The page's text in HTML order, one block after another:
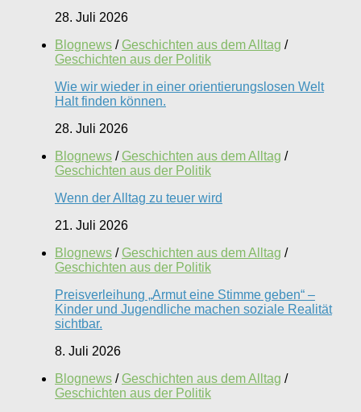
28. Juli 2026
Blognews / Geschichten aus dem Alltag /
Geschichten aus der Politik
Wie wir wieder in einer orientierungslosen Welt
Halt finden können.
28. Juli 2026
Blognews / Geschichten aus dem Alltag /
Geschichten aus der Politik
Wenn der Alltag zu teuer wird
21. Juli 2026
Blognews / Geschichten aus dem Alltag /
Geschichten aus der Politik
Preisverleihung „Armut eine Stimme geben“ –
Kinder und Jugendliche machen soziale Realität
sichtbar.
8. Juli 2026
Blognews / Geschichten aus dem Alltag /
Geschichten aus der Politik